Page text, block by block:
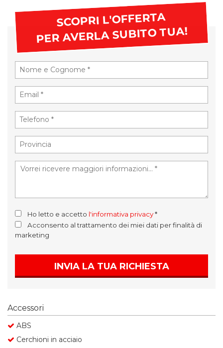
SCOPRI L'OFFERTA
PER AVERLA SUBITO TUA!
Ho letto e accetto l'informativa privacy*
Acconsento al trattamento dei miei dati per finalità di
marketing
INVIA LA TUA RICHIESTA
Accessori
ABS
Cerchioni in acciaio